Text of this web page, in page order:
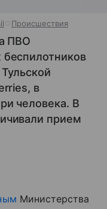
Происшествия
ПВО
в
человека. В
прием
Министерства